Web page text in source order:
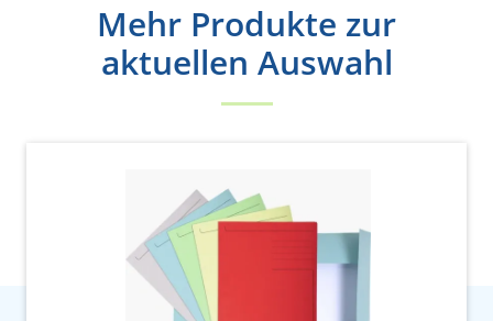
Mehr Produkte zur
aktuellen Auswahl